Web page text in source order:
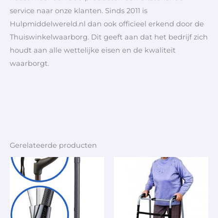
service naar onze klanten. Sinds 2011 is
Hulpmiddelwereld.nl dan ook officieel erkend door de
Thuiswinkelwaarborg. Dit geeft aan dat het bedrijf zich
houdt aan alle wettelijke eisen en de kwaliteit
waarborgt.
Gerelateerde producten